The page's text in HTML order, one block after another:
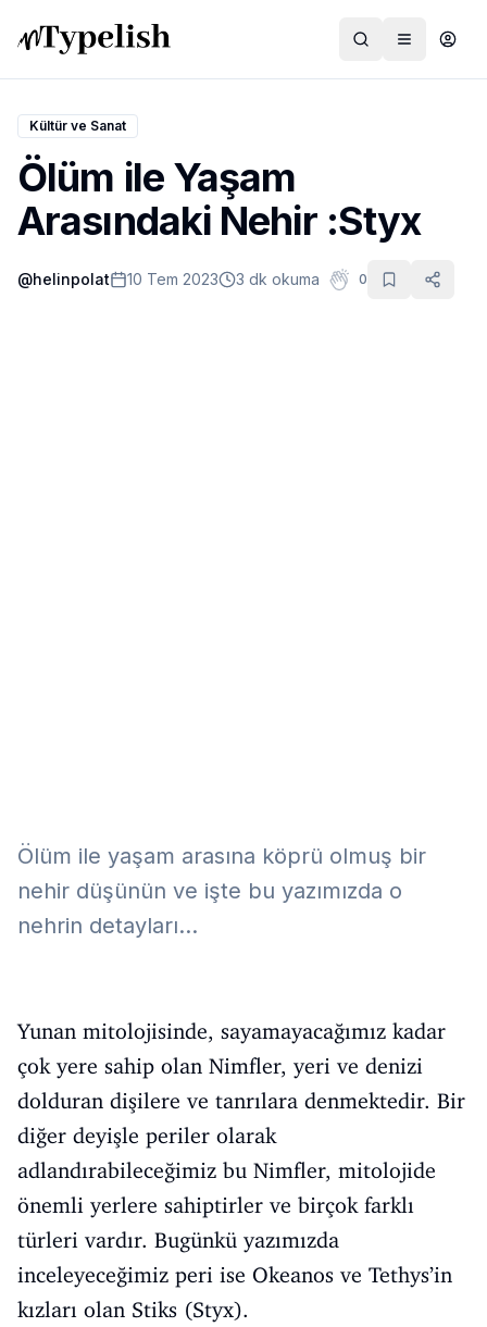
Dünya
Film ve Dizi
Kültür ve Sanat
Kültür ve Sanat
Ölüm ile Yaşam
Arasındaki Nehir :Styx
@helinpolat 10 Tem 2023 3 dk okuma 0
Ölüm ile yaşam arasına köprü olmuş bir
nehir düşünün ve işte bu yazımızda o
nehrin detayları...
Yunan mitolojisinde, sayamayacağımız kadar
çok yere sahip olan Nimfler, yeri ve denizi
dolduran dişilere ve tanrılara denmektedir. Bir
diğer deyişle periler olarak
adlandırabileceğimiz bu Nimfler, mitolojide
önemli yerlere sahiptirler ve birçok farklı
türleri vardır. Bugünkü yazımızda
inceleyeceğimiz peri ise Okeanos ve Tethys’in
kızları olan Stiks (Styx).